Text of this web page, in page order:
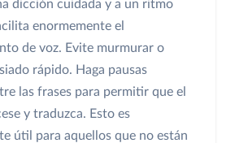
dicción cuidada y a un ritmo
enormemente el
de voz. Evite murmurar o
rápido. Haga pausas
las frases para permitir que el
y traduzca. Esto es
útil para aquellos que no están